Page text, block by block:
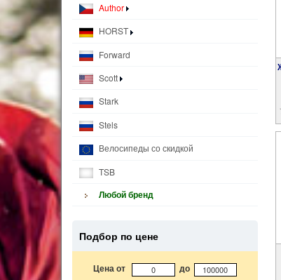
Author
HORST
Forward
Scott
Stark
Stels
Велосипеды со скидкой
TSB
Любой бренд
Подбор по цене
Цена от до